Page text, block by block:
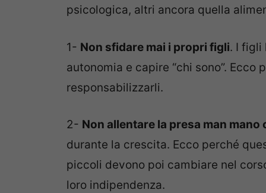
psicologica, altri ancora quella
1- Non sfidare mai i propri figli. I figli
autonomia e capire “chi sono”.
responsabilizzarli.
2- Non allentare la presa man mano
durante la crescita. Ecco perché
piccoli devono poi cambiare nel
loro indipendenza.